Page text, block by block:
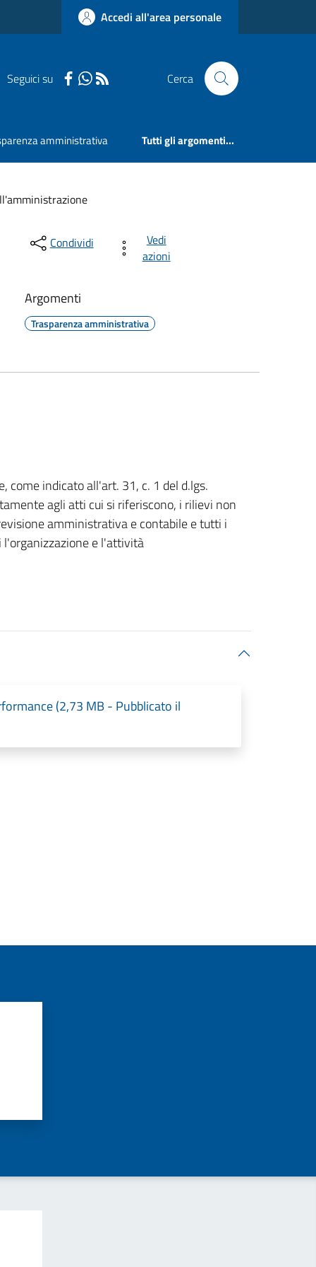
Accedi all'area personale
Seguici su Cerca
amministrativa Tutti gli argomenti...
Condividi
Vedi
azioni
Argomenti
Trasparenza amministrativa
indicato all'art. 31, c. 1 del d.lgs.
agli atti cui si riferiscono, i rilievi non
amministrativa e contabile e tutti i
l'organizzazione e l'attività
(2,73 MB - Pubblicato il